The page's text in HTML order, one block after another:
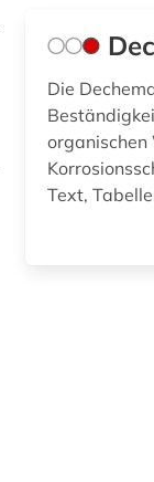
Die
organischen
Text,